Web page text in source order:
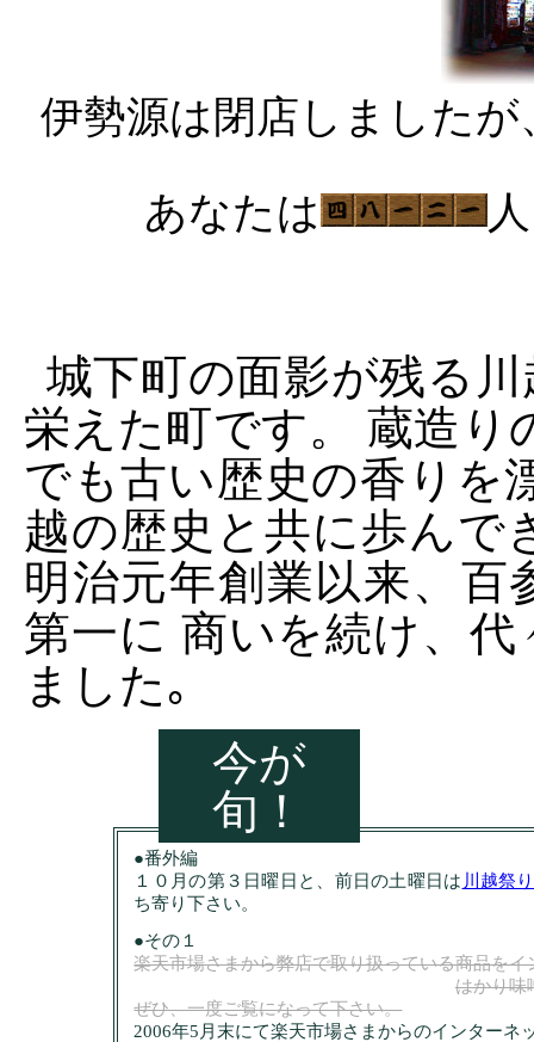
伊勢源は閉店しました
あなたは
城下町の面影が残る
栄えた町です。 蔵造り
でも古い歴史の香りを
越の歴史と共に歩ん
明治元年創業以来、百
第一に 商いを続け、
ました｡
今が
旬！
●番外編
１０月の第３日曜日と、前日の土曜日は 川越祭り
ち寄り下さい。
●その１
楽天市場さまから弊店で取り扱っている商品を
はかり
ぜひ、一度ご覧になって下さい。
2006年5月末にて楽天市場さまからのインターネ